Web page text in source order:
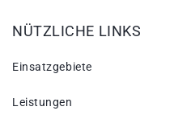
NÜTZLICHE LINKS
Einsatzgebiete
Leistungen